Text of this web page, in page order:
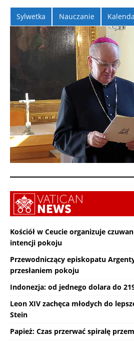
Sylwetka Nauczanie
Kościół w Ceucie organizuje
intencji pokoju
Przewodniczący episkopatu
przesłaniem pokoju
Indonezja: od jednego dolara do
Leon XIV zachęca młodych do
Stein
Papież: Czas przerwać spiralę